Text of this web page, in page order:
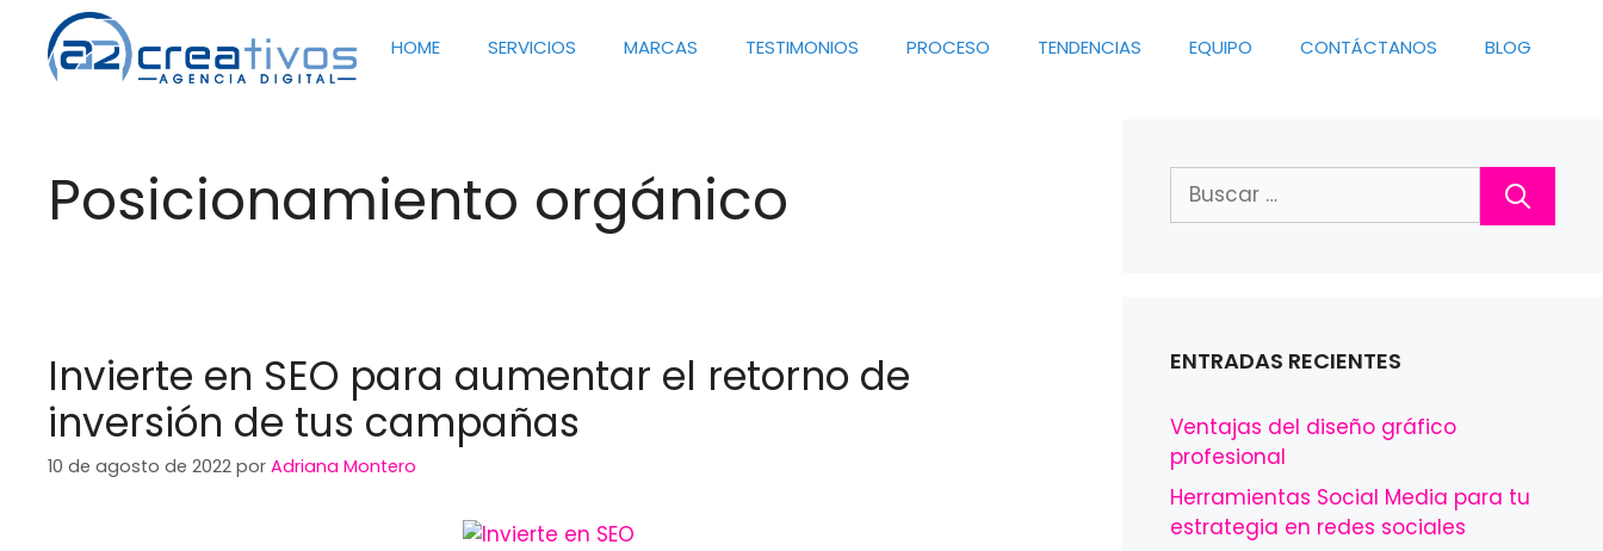
contenido
HOME SERVICIOS MARCAS TESTIMONIOS PROCESO TENDENCIAS EQUIPO CONTÁCTANOS BLOG
Posicionamiento orgánico
Invierte en SEO para aumentar el retorno de
inversión de tus campañas
10 de agosto de 2022 por Adriana Montero
Buscar:
ENTRADAS RECIENTES
Ventajas del diseño gráfico
profesional
Herramientas Social Media para tu
estrategia en redes sociales